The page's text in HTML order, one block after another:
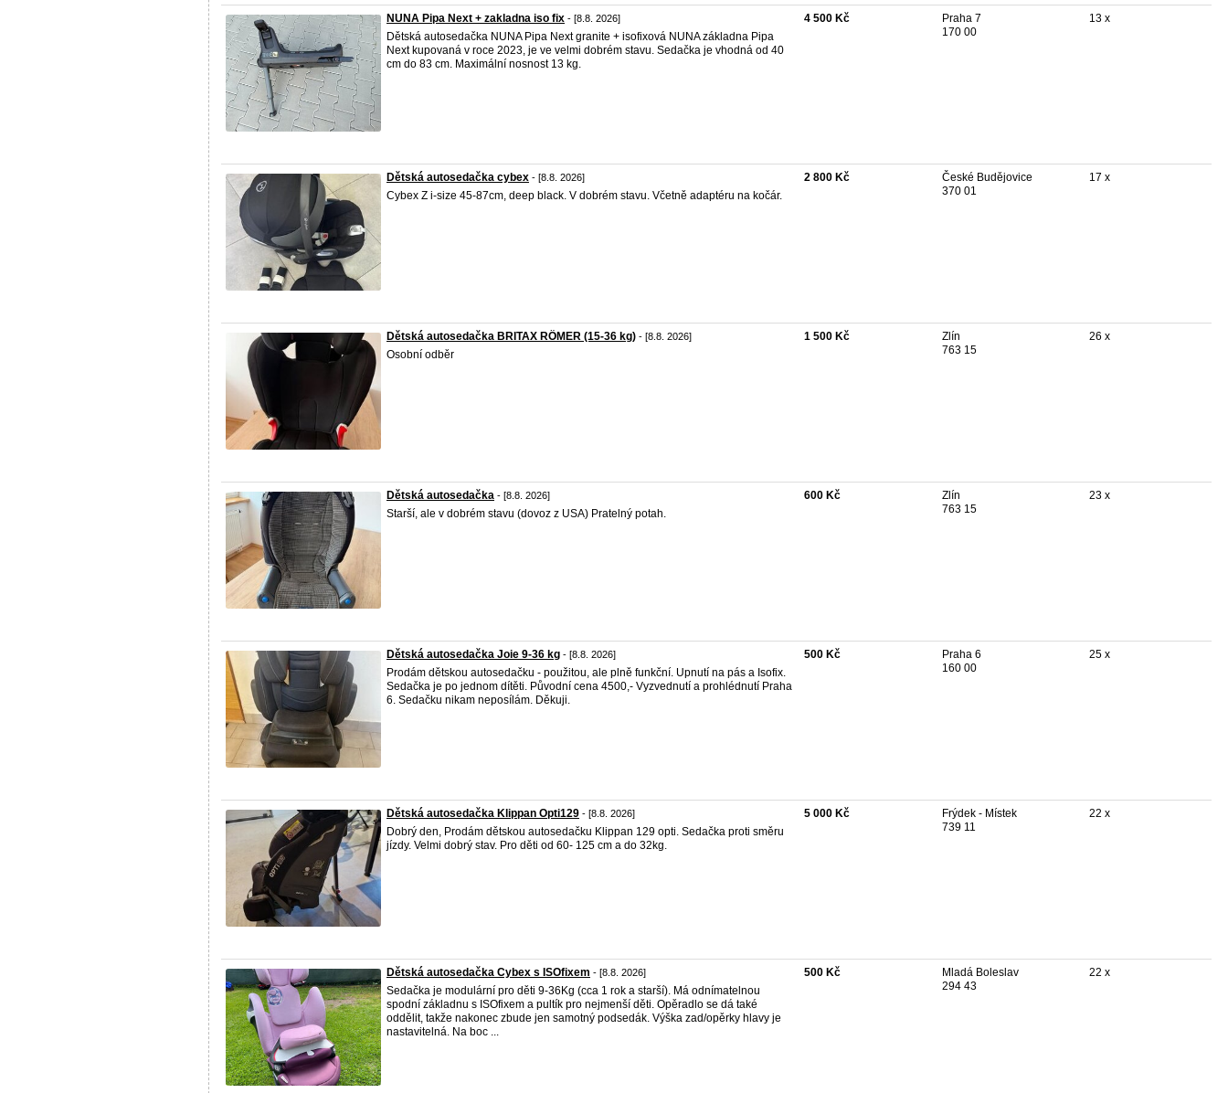
NUNA Pipa Next + zakladna iso fix - [8.8. 2026]
Dětská autosedačka NUNA Pipa Next granite + isofixová NUNA základna Pipa
Next kupovaná v roce 2023, je ve velmi dobrém stavu. Sedačka je vhodná od 40
cm do 83 cm. Maximální nosnost 13 kg.
4 500 Kč
Praha 7
170 00
13 x
Dětská autosedačka cybex - [8.8. 2026]
Cybex Z i-size 45-87cm, deep black. V dobrém stavu. Včetně adaptéru na kočár.
2 800 Kč
České Budějovice
370 01
17 x
Dětská autosedačka BRITAX RÖMER (15-36 kg) - [8.8. 2026]
Osobní odběr
1 500 Kč
Zlín
763 15
26 x
Dětská autosedačka - [8.8. 2026]
Starší, ale v dobrém stavu (dovoz z USA) Pratelný potah.
600 Kč
Zlín
763 15
23 x
Dětská autosedačka Joie 9-36 kg - [8.8. 2026]
Prodám dětskou autosedačku - použitou, ale plně funkční. Upnutí na pás a Isofix.
Sedačka je po jednom dítěti. Původní cena 4500,- Vyzvednutí a prohlédnutí Praha
6. Sedačku nikam neposílám. Děkuji.
500 Kč
Praha 6
160 00
25 x
Dětská autosedačka Klippan Opti129 - [8.8. 2026]
Dobrý den, Prodám dětskou autosedačku Klippan 129 opti. Sedačka proti směru
jízdy. Velmi dobrý stav. Pro děti od 60- 125 cm a do 32kg.
5 000 Kč
Frýdek - Místek
739 11
22 x
Dětská autosedačka Cybex s ISOfixem - [8.8. 2026]
Sedačka je modulární pro děti 9-36Kg (cca 1 rok a starší). Má odnímatelnou
spodní základnu s ISOfixem a pultík pro nejmenší děti. Opěradlo se dá také
oddělit, takže nakonec zbude jen samotný podsedák. Výška zad/opěrky hlavy je
nastavitelná. Na boc ...
500 Kč
Mladá Boleslav
294 43
22 x